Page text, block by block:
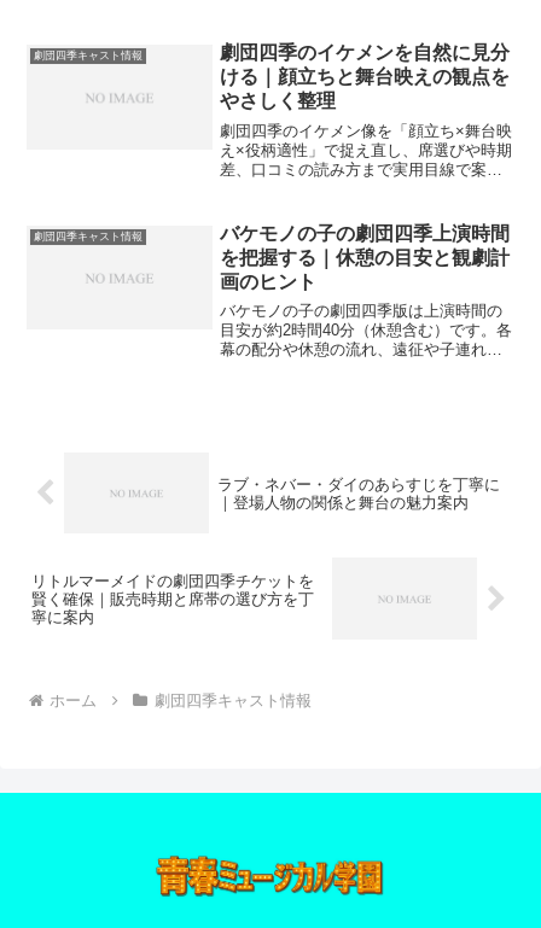
劇団四季キャスト情報
劇団四季のイケメンを自然に見分
ける｜顔立ちと舞台映えの観点を
やさしく整理
劇団四季のイケメン像を「顔立ち×舞台映
え×役柄適性」で捉え直し、席選びや時期
差、口コミの読み方まで実用目線で案内
劇団四季キャスト情報
バケモノの子の劇団四季上演時間
を把握する｜休憩の目安と観劇計
画のヒント
バケモノの子の劇団四季版は上演時間の
目安が約2時間40分（休憩含む）です。各
幕の配分や休憩の流れ、遠征や子連れの
ラブ・ネバー・ダイのあらすじを丁寧に
｜登場人物の関係と舞台の魅力案内
リトルマーメイドの劇団四季チケットを
賢く確保｜販売時期と席帯の選び方を丁
寧に案内
ホーム 劇団四季キャスト情報